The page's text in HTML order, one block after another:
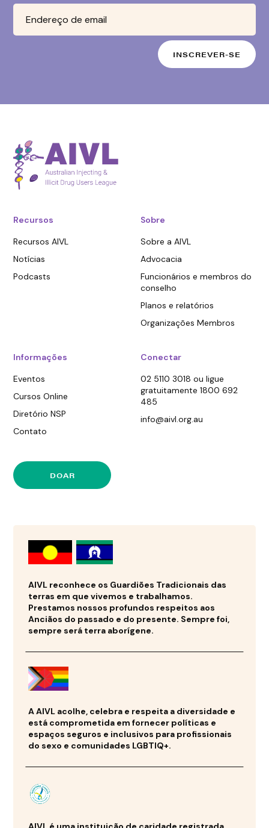
Recursos
Recursos AIVL
Notícias
Podcasts
Sobre
Sobre a AIVL
Advocacia
Funcionários e membros do
conselho
Planos e relatórios
Organizações Membros
Informações
Eventos
Cursos Online
Diretório NSP
Contato
Conectar
02 5110 3018 ou ligue
gratuitamente 1800 692
485
info@aivl.org.au
DOAR
AIVL reconhece os Guardiões Tradicionais das
terras em que vivemos e trabalhamos.
Prestamos nossos profundos respeitos aos
Anciãos do passado e do presente. Sempre foi,
sempre será terra aborígene.
A AIVL acolhe, celebra e respeita a diversidade e
está comprometida em fornecer políticas e
espaços seguros e inclusivos para profissionais
do sexo e comunidades LGBTIQ+.